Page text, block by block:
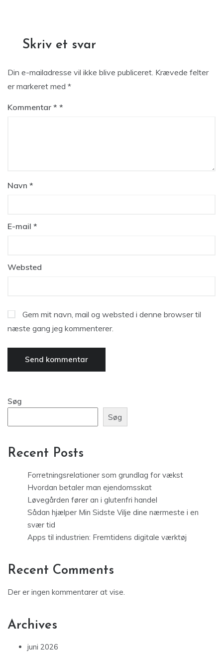
Skriv et svar
Din e-mailadresse vil ikke blive publiceret. Krævede felter
er markeret med *
Kommentar *
Navn *
E-mail *
Websted
Gem mit navn, mail og websted i denne browser til
næste gang jeg kommenterer.
Søg
Søg
Recent Posts
Forretningsrelationer som grundlag for vækst
Hvordan betaler man ejendomsskat
Løvegården fører an i glutenfri handel
Sådan hjælper Min Sidste Vilje dine nærmeste i en
svær tid
Apps til industrien: Fremtidens digitale værktøj
Recent Comments
Der er ingen kommentarer at vise.
Archives
juni 2026